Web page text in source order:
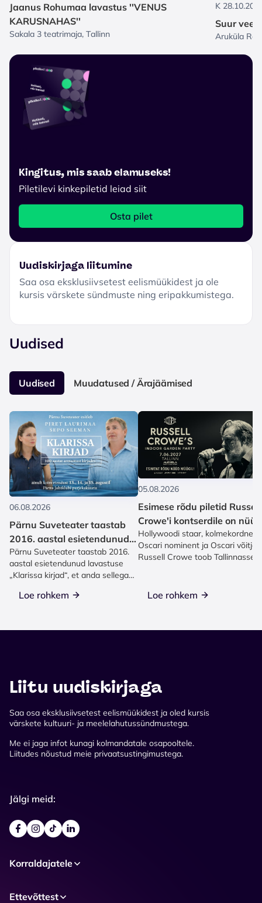
Jaanus Rohumaa lavastus ''VENUS
KARUSNAHAS''
Sakala 3 teatrimaja, Tallinn
K
Suur
Aruküla
Kingitus, mis saab elamuseks!
Piletilevi kinkepiletid leiad siit
Osta pilet
Uudiskirjaga liitumine
Saa osa eksklusiivsetest eelismüükidest ja ole
kursis värskete sündmuste ning eripakkumistega.
Uudised
Uudised Muudatused / Ärajäämised
06.08.2026
Pärnu Suveteater taastab
2016. aastal esietendunud
lavastuse „Klarissa kirjad“
Pärnu Suveteater taastab 2016.
aastal esietendunud lavastuse
„Klarissa kirjad“, et anda sellega
Loe rohkem
05.08.2026
Esimese rõdu piletid Russell
Crowe'i kontserdile on nüüd
müügis!
Hollywoodi staar, kolmekordne
Oscari nominent ja Oscari võitja
Russell Crowe toob Tallinnasse
Loe rohkem
Liitu uudiskirjaga
Saa osa eksklusiivsetest eelismüükidest ja oled kursis
värskete kultuuri- ja meelelahutussündmustega.
Me ei jaga infot kunagi kolmandatale osapooltele.
Liitudes nõustud meie privaatsustingimustega.
Jälgi meid:
Korraldajatele
Ettevõttest